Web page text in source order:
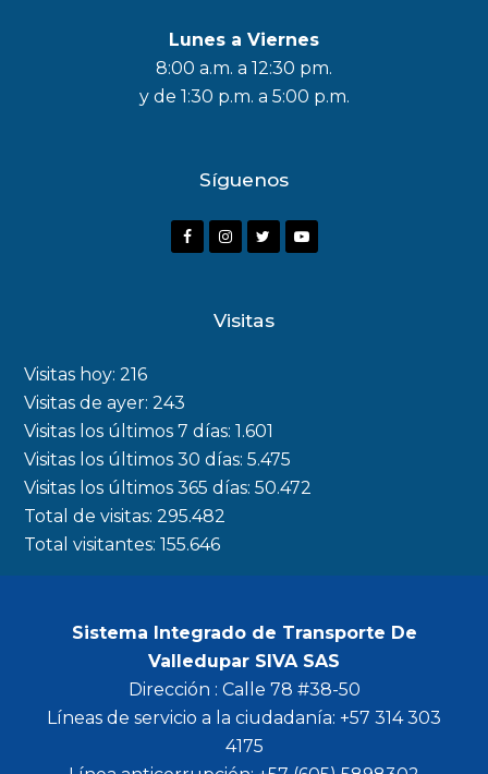
Lunes a Viernes
8:00 a.m. a 12:30 pm.
y de 1:30 p.m. a 5:00 p.m.
Síguenos
F
o
k
I
a
m
r
Y
Visitas
Visitas hoy:216
Visitas de ayer:243
Visitas los últimos 7 días:1.601
Visitas los últimos 30 días:5.475
Visitas los últimos 365 días:50.472
Total de visitas:295.482
Total visitantes:155.646
Sistema Integrado de Transporte De
Valledupar SIVA SAS
Dirección : Calle 78 #38-50
Líneas de servicio a la ciudadanía: +57 314 303
4175